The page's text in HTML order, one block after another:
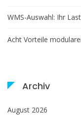
WMS-Auswahl: Ihr
Acht Vorteile
Archiv
August 2026